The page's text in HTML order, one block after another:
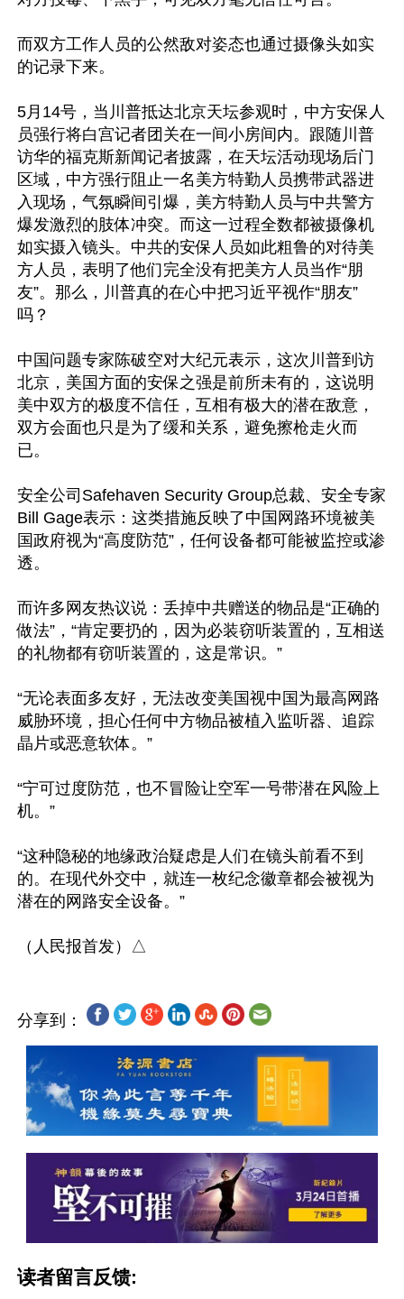
而双方工作人员的公然敌对姿态也通过摄像头如实
的记录下来。
5月14号，当川普抵达北京天坛参观时，中方安保人
员强行将白宫记者团关在一间小房间内。跟随川普
访华的福克斯新闻记者披露，在天坛活动现场后门
区域，中方强行阻止一名美方特勤人员携带武器进
入现场，气氛瞬间引爆，美方特勤人员与中共警方
爆发激烈的肢体冲突。而这一过程全数都被摄像机
如实摄入镜头。中共的安保人员如此粗鲁的对待美
方人员，表明了他们完全没有把美方人员当作“朋
友”。那么，川普真的在心中把习近平视作“朋友”
吗？
中国问题专家陈破空对大纪元表示，这次川普到访
北京，美国方面的安保之强是前所未有的，这说明
美中双方的极度不信任，互相有极大的潜在敌意，
双方会面也只是为了缓和关系，避免擦枪走火而
已。
安全公司Safehaven Security Group总裁、安全专家
Bill Gage表示：这类措施反映了中国网路环境被美
国政府视为“高度防范”，任何设备都可能被监控或渗
透。
而许多网友热议说：丢掉中共赠送的物品是“正确的
做法”，“肯定要扔的，因为必装窃听装置的，互相送
的礼物都有窃听装置的，这是常识。”
“无论表面多友好，无法改变美国视中国为最高网路
威胁环境，担心任何中方物品被植入监听器、追踪
晶片或恶意软体。”
“宁可过度防范，也不冒险让空军一号带潜在风险上
机。”
“这种隐秘的地缘政治疑虑是人们在镜头前看不到
的。在现代外交中，就连一枚纪念徽章都会被视为
潜在的网路安全设备。”
分享到：
读者留言反馈: